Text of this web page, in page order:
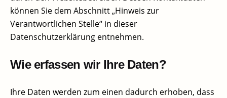
können Sie dem Abschnitt „Hinweis zur
Verantwortlichen Stelle“ in dieser
Datenschutzerklärung entnehmen.
Wie erfassen wir Ihre Daten?
Ihre Daten werden zum einen dadurch erhoben, dass